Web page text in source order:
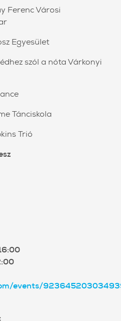
Ferenc Városi
Egyesület
szól a nóta Várkonyi
Tánciskola
Trió
events/